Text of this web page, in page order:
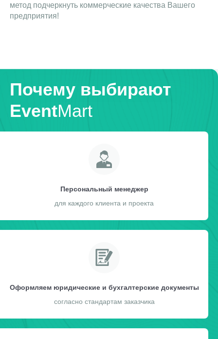
метод подчеркнуть коммерческие качества Вашего
предприятия!
Почему выбирают
EventMart
Персональный менеджер
для каждого клиента и проекта
Оформляем юридические и бухгалтерские документы
согласно стандартам заказчика